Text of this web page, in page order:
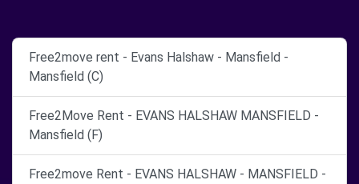
Free2move rent - Evans Halshaw - Mansfield -
Mansfield (C)
Free2Move Rent - EVANS HALSHAW MANSFIELD -
Mansfield (F)
Free2move Rent - EVANS HALSHAW - MANSFIELD -